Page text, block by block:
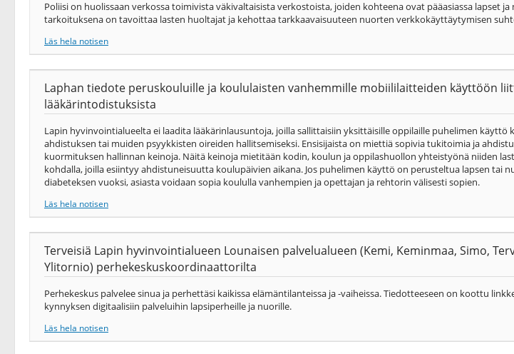
Poliisi on huolissaan verkossa toimivista väkivaltaisista verkostoista, joiden kohteena ovat pääasiassa lapset
tarkoituksena on tavoittaa lasten huoltajat ja kehottaa tarkkaavaisuuteen nuorten verkkokäyttäytymisen
Läs hela notisen
Laphan tiedote peruskouluille ja koululaisten vanhemmille mobiililaitteiden käyttöön
lääkärintodistuksista
Lapin hyvinvointialueelta ei laadita lääkärinlausuntoja, joilla sallittaisiin yksittäisille oppilaille puhelimen käyttö
ahdistuksen tai muiden psyykkisten oireiden hallitsemiseksi. Ensisijaista on miettiä sopivia tukitoimia ja
kuormituksen hallinnan keinoja. Näitä keinoja mietitään kodin, koulun ja oppilashuollon yhteistyönä niiden
kohdalla, joilla esiintyy ahdistuneisuutta koulupäivien aikana. Jos puhelimen käyttö on perusteltua lapsen tai
diabeteksen vuoksi, asiasta voidaan sopia koululla vanhempien ja opettajan ja rehtorin välisesti sopien.
Läs hela notisen
Terveisiä Lapin hyvinvointialueen Lounaisen palvelualueen (Kemi, Keminmaa, Simo,
Ylitornio) perhekeskuskoordinaattorilta
Perhekeskus palvelee sinua ja perhettäsi kaikissa elämäntilanteissa ja -vaiheissa. Tiedotteeseen on koottu
kynnyksen digitaalisiin palveluihin lapsiperheille ja nuorille.
Läs hela notisen